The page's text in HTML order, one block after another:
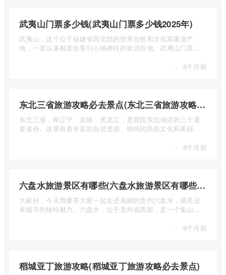
武夷山门票多少钱(武夷山门票多少钱2025年)
武夷山，这个位于福建省西北部的世界自然和文化双重遗产
地，一直以来都是游客们心驰神往的旅游胜地。武夷山门票多
· 8个月前
东北三省旅游攻略必去景点(东北三省旅游攻略必去景点视频介绍)
东北三省，即辽宁、吉林、黑龙江，是我国东北地区的三个重
要省份。这里有着丰富的自然资源、独特的民俗文化和美丽的
· 8个月前
六盘水旅游景区有哪些(六盘水旅游景区有哪些景点值得去)
大家好，今天我要带大家一起走进美丽的贵州六盘水，感受这
座城市的独特魅力。六盘水，位于贵州省西部，是一个集山水
· 8个月前
稻城亚丁旅游攻略(稻城亚丁旅游攻略必去景点)